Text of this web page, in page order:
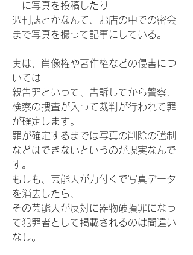
ーに写真を投稿したり
週刊誌とかなんて、お店の中での密会
まで写真を撮って記事にしている。
実は、肖像権や著作権などの侵害につ
いては
親告罪といって、告訴してから警察、
検察の捜査が入って裁判が行われて罪
が確定します。
罪が確定するまでは写真の削除の強制
などはできないというのが現実なんで
す。
もしも、芸能人が力付くで写真データ
を消去したら、
その芸能人が反対に器物破損罪になっ
て犯罪者として掲載されるのは間違い
なし。